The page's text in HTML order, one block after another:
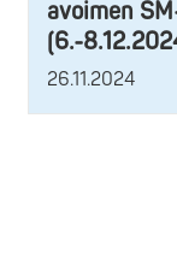
avoimen
(6.-
26.11.2024